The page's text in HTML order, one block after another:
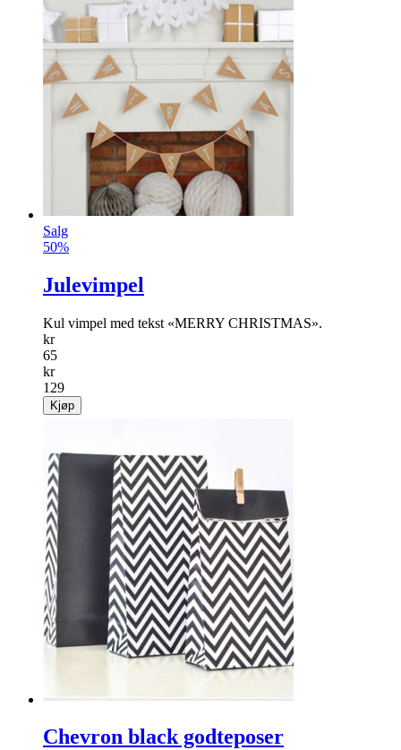
Salg
50%
Julevimpel
Kul vimpel med tekst «MERRY CHRISTMAS».
kr
65
kr
129
Kjøp
Chevron black godteposer